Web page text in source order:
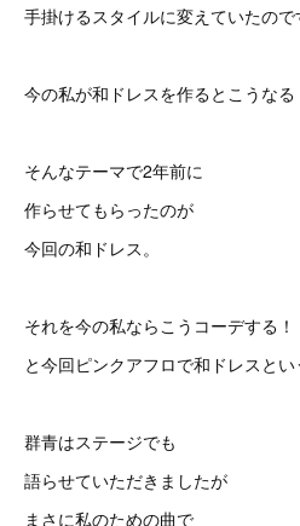
手掛けるスタイルに変えていたので
今の私が和ドレスを作るとこうなる
そんなテーマで2年前に
作らせてもらったのが
今回の和ドレス。
それを今の私ならこうコーデする！
と今回ピンクアフロで和ドレスとい
群青はステージでも
語らせていただきましたが
まさに私のための曲で